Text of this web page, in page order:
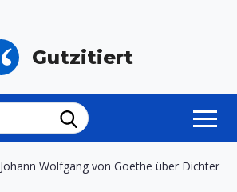
Gutzitiert
Johann Wolfgang von Goethe über Dichter